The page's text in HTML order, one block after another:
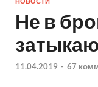
Не в
11.04.2019 - 67